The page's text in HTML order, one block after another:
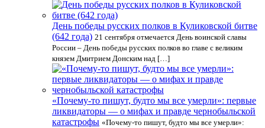
День победы русских полков в Куликовской битве
(642 года) 21 сентября отмечается День воинской славы
России – День победы русских полков во главе с великим
князем Дмитрием Донским над […]
«Почему-то пишут, будто мы все умерли»: первые
ликвидаторы — о мифах и правде чернобыльской
катастрофы «Почему-то пишут, будто мы все умерли»: